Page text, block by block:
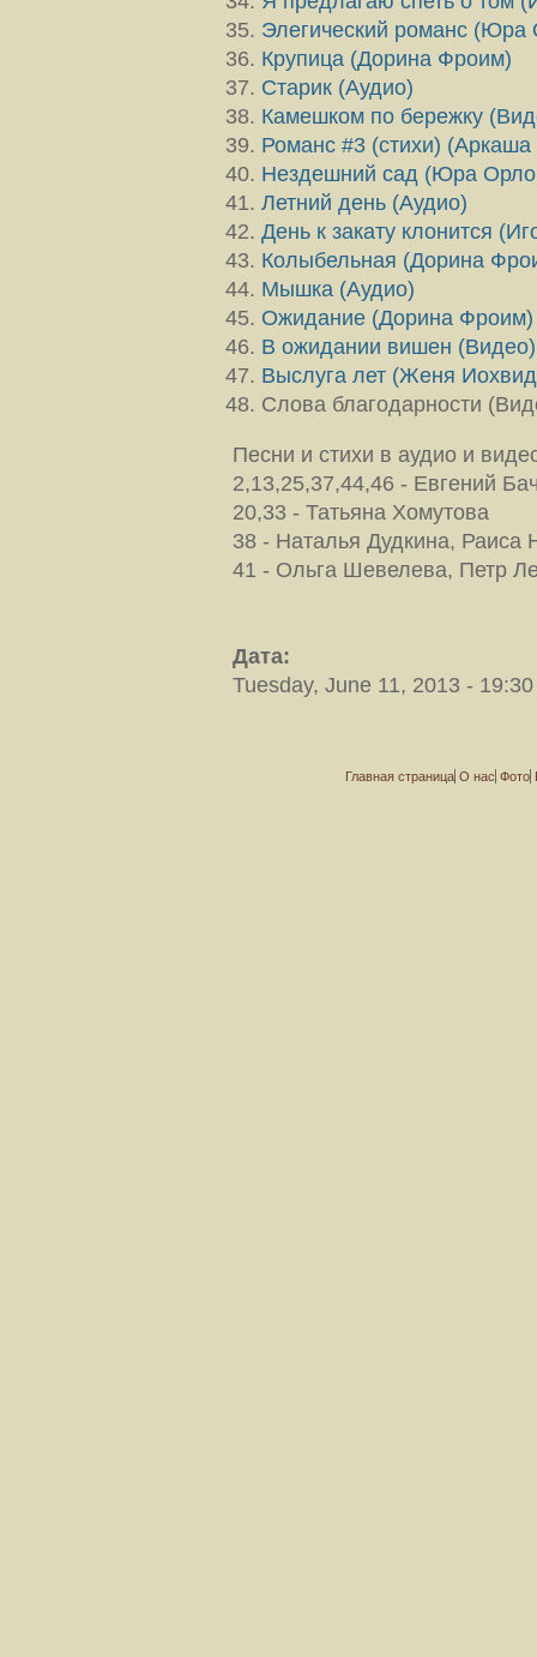
Элегический романс (Юра
Крупица (Дорина Фроим)
Старик (Аудио)
Камешком по бережку
Романс #3 (стихи) (Аркаша
Нездешний сад (Юра
Летний день (Аудио)
День к закату клонится
Колыбельная (Дорина
Мышка (Аудио)
Ожидание (Дорина Фроим)
В ожидании вишен (Видео)
Выслуга лет (Женя
Слова благодарности
Песни и стихи в аудио и
2,13,25,37,44,46 - Евгений
20,33 - Татьяна Хомутова
38 - Наталья Дудкина, Раиса
41 - Ольга Шевелева, Петр
Дата:
Tuesday, June 11, 2013 - 19:30
Главная страница О нас Фото